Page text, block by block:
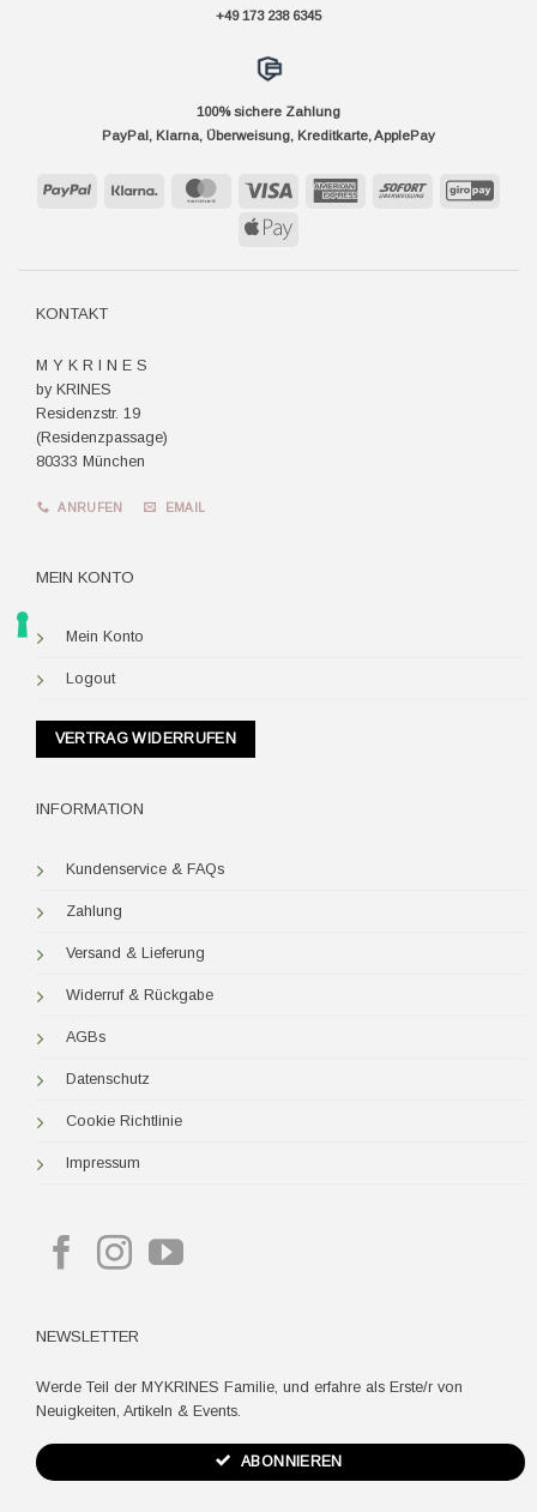
+49 173 238 6345
100% sichere Zahlung
PayPal, Klarna, Überweisung, Kreditkarte, ApplePay
PayPal Klarna MasterCard Visa
AmericanSofort
Apple
KONTAKT
M Y K R I N E S
by KRINES
Residenzstr. 19
(Residenzpassage)
80333 München
ANRUFEN EMAIL
MEIN KONTO
Mein Konto
Logout
VERTRAG WIDERRUFEN
INFORMATION
Kundenservice & FAQs
Zahlung
Versand & Lieferung
Widerruf & Rückgabe
AGBs
Datenschutz
Cookie Richtlinie
Impressum
NEWSLETTER
Werde Teil der MYKRINES Familie, und erfahre als Erste/r von
Neuigkeiten, Artikeln & Events.
ABONNIEREN